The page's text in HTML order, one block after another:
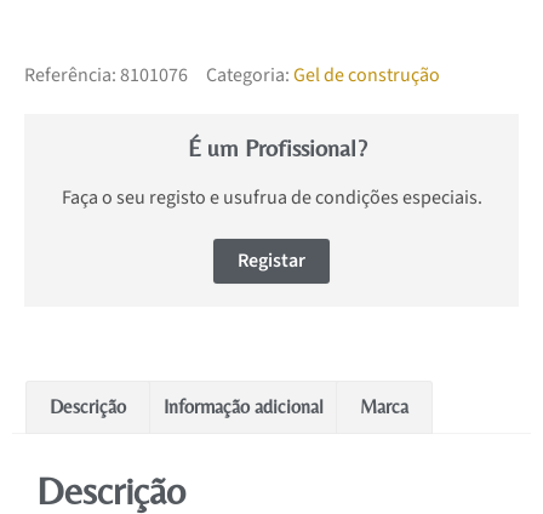
Referência:8101076 Categoria:Gel de construção
É um Profissional?
Faça o seu registo e usufrua de condições especiais.
Registar
Descrição Informação adicional Marca
Descrição